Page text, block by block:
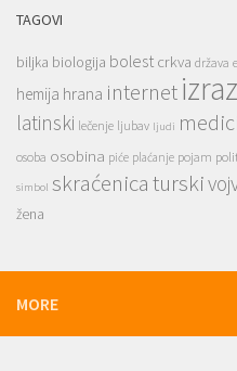
TAGOVI
biljka biologija bolest crkva država
hemija hrana internetizraz
latinski lečenje ljubav ljudi
osoba osobina piće plaćanje pojam
simbol skraćenicaturski
žena
MORE